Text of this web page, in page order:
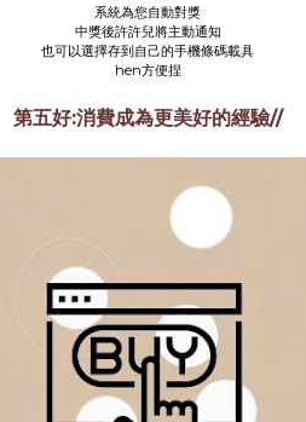
系統為您自動對獎
中獎後許許兒將主動通知
也可以選擇存到自己的手機條碼載具
hen方便捏
第五好:消費成為更美好的經驗//